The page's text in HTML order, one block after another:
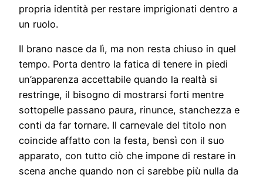
propria identità per restare imprigionati dentro a
un ruolo.
Il brano nasce da lì, ma non resta chiuso in quel
tempo. Porta dentro la fatica di tenere in piedi
un’apparenza accettabile quando la realtà si
restringe, il bisogno di mostrarsi forti mentre
sottopelle passano paura, rinunce, stanchezza e
conti da far tornare. Il carnevale del titolo non
coincide affatto con la festa, bensì con il suo
apparato, con tutto ciò che impone di restare in
scena anche quando non ci sarebbe più nulla da